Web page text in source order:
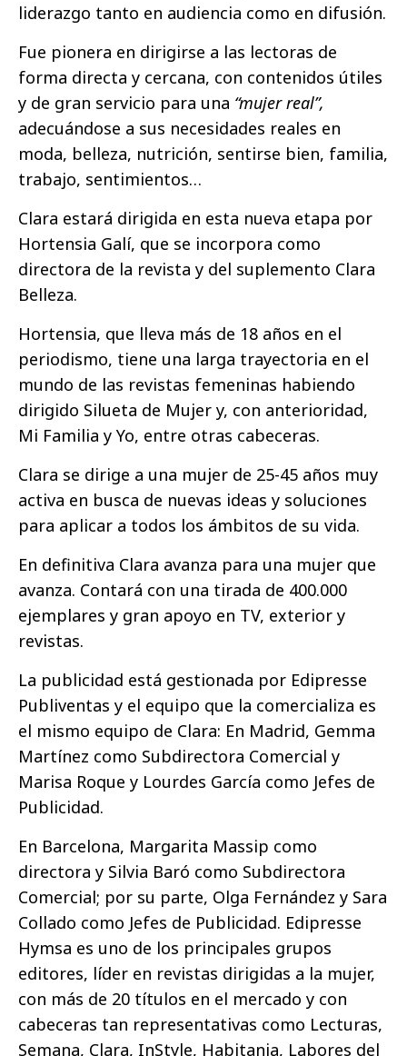
liderazgo tanto en audiencia como en difusión.
Fue pionera en dirigirse a las lectoras de
forma directa y cercana, con contenidos útiles
y de gran servicio para una “mujer real”,
adecuándose a sus necesidades reales en
moda, belleza, nutrición, sentirse bien, familia,
trabajo, sentimientos…
Clara estará dirigida en esta nueva etapa por
Hortensia Galí, que se incorpora como
directora de la revista y del suplemento Clara
Belleza.
Hortensia, que lleva más de 18 años en el
periodismo, tiene una larga trayectoria en el
mundo de las revistas femeninas habiendo
dirigido Silueta de Mujer y, con anterioridad,
Mi Familia y Yo, entre otras cabeceras.
Clara se dirige a una mujer de 25-45 años muy
activa en busca de nuevas ideas y soluciones
para aplicar a todos los ámbitos de su vida.
En definitiva Clara avanza para una mujer que
avanza. Contará con una tirada de 400.000
ejemplares y gran apoyo en TV, exterior y
revistas.
La publicidad está gestionada por Edipresse
Publiventas y el equipo que la comercializa es
el mismo equipo de Clara: En Madrid, Gemma
Martínez como Subdirectora Comercial y
Marisa Roque y Lourdes García como Jefes de
Publicidad.
En Barcelona, Margarita Massip como
directora y Silvia Baró como Subdirectora
Comercial; por su parte, Olga Fernández y Sara
Collado como Jefes de Publicidad. Edipresse
Hymsa es uno de los principales grupos
editores, líder en revistas dirigidas a la mujer,
con más de 20 títulos en el mercado y con
cabeceras tan representativas como Lecturas,
Semana, Clara, InStyle, Habitania, Labores del